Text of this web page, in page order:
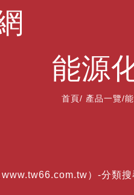
能源
首頁/ 產品一覽/
）-分類